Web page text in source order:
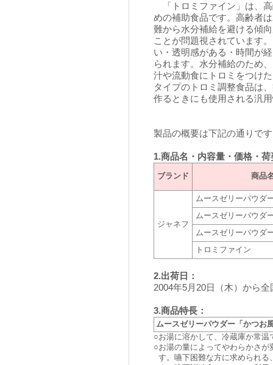
「トロミファイン」は、
めの補助食品です。高齢者
難から水分補給を避ける傾
ことが問題視されています
い・透明感がある・時間が
られます。水分補給のため
汁や流動食にトロミをつけ
タイプのトロミ調整食品は
作るときにも使用される汎
製品の概要は下記の通りで
1.商品名・内容量・価格・荷
ブランド 商品
ジャネフ
ムースゼリーパウダ
ムースゼリーパウダ
ムースゼリーパウダ
トロミファイン
2.出荷日：
2004年5月20日（木）から全
3.商品特長：
ムースゼリーパウダー「かつお
○お湯に溶かして、冷蔵庫か常
○お湯の量によってやわらかさ
す。嚥下困難な方に求められ